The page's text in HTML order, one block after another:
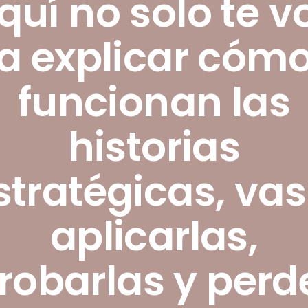
no solo te
explicar
funcionan las
historias
aplicarlas,
y